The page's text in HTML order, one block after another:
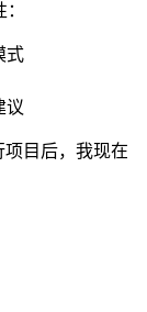
式
议
目后，我现在